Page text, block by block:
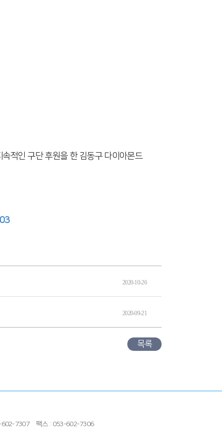
적인 구단 후원을 한 김동구 다이아몬드
2020-10-26
2020-09-21
목록
602-7307 팩스 : 053-602-7306